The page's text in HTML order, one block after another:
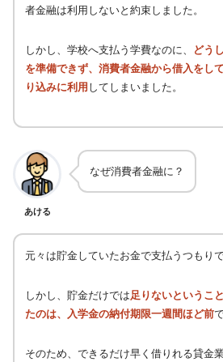
者金融は利用しないと約束しました。
しかし、学校へ支払う学費なのに、
どう
を準備できず、消費者金融から借入をし
り込みに利用してしまいました。
あける
なぜ消費者金融に？
元々は貯金していたお金で支払うつもりで
しかし、貯金だけでは足りないというこ
たのは、入学金の納付期限一週間ほど前
そのため、できるだけ早く借りれる貸金